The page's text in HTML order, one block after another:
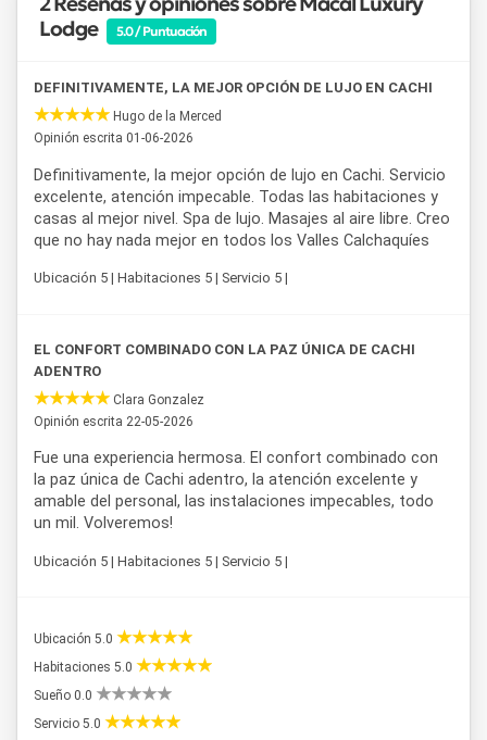
sound healing, yoga y mindfulness, y programas de alto
rendimiento, permitiendo a cada huésped diseñar su
exploración.
Por su ubicación enCachi Adentro
resulta un punto de partida ideal para recorrer la cultura, los
paisajes y las tradiciones vigentes de losValles
Calchaquíes, en un entorno donde la arquitectura y la
naturaleza construyen una experiencia genuina de conexión.
Lodge
5.0 / Puntuación
DEFINITIVAMENTE, LA MEJOR OPCIÓN DE LUJO EN CACHI
Hugo de la Merced
Opinión escrita 01-06-2026
Definitivamente, la mejor opción de lujo en Cachi. Servicio
excelente, atención impecable. Todas las habitaciones y
casas al mejor nivel. Spa de lujo. Masajes al aire libre. Creo
que no hay nada mejor en todos los Valles Calchaquíes
Ubicación 5 | Habitaciones 5 | Servicio 5 |
EL CONFORT COMBINADO CON LA PAZ ÚNICA DE CACHI
ADENTRO
Clara Gonzalez
Opinión escrita 22-05-2026
Fue una experiencia hermosa. El confort combinado con
la paz única de Cachi adentro, la atención excelente y
amable del personal, las instalaciones impecables, todo
un mil. Volveremos!
Ubicación 5 | Habitaciones 5 | Servicio 5 |
Ubicación 5.0
Habitaciones 5.0
Sueño 0.0
Servicio 5.0